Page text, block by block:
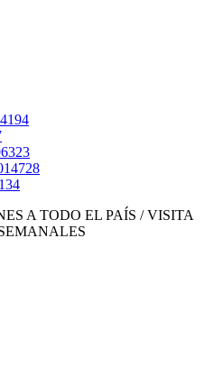
A TODO EL PAÍS / VISITA